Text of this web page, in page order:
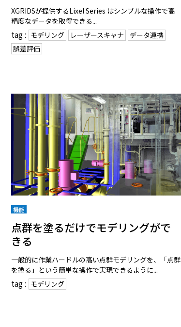
XGRIDSが提供するLixel Series はシンプルな操作で高
精度なデータを取得できる...
tag : モデリング レーザースキャナ
データ連携
誤差評価
機能
点群を塗るだけでモデリングがで
きる
一般的に作業ハードルの高い点群モデリングを、「点群
を塗る」という簡単な操作で実現できるように...
tag : モデリング